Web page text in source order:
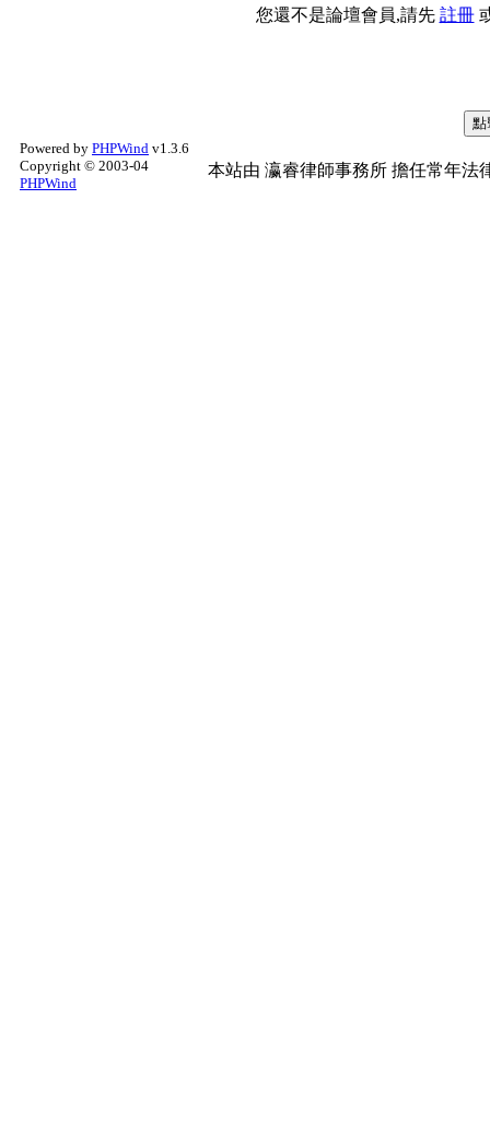
您還不是論壇會員,請先 註冊
Powered by PHPWind v1.3.6
Copyright © 2003-04
PHPWind
本站由 瀛睿律師事務所 擔任常年法